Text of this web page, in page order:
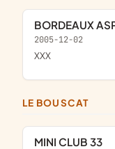
BORDEAUX
2005-12-02
XXX
LE BOUSCAT
MINI CLUB 33